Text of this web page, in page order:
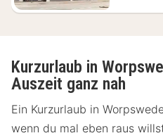
Kurzurlaub in
Auszeit ganz nah
Ein Kurzurlaub in
wenn du mal eben raus